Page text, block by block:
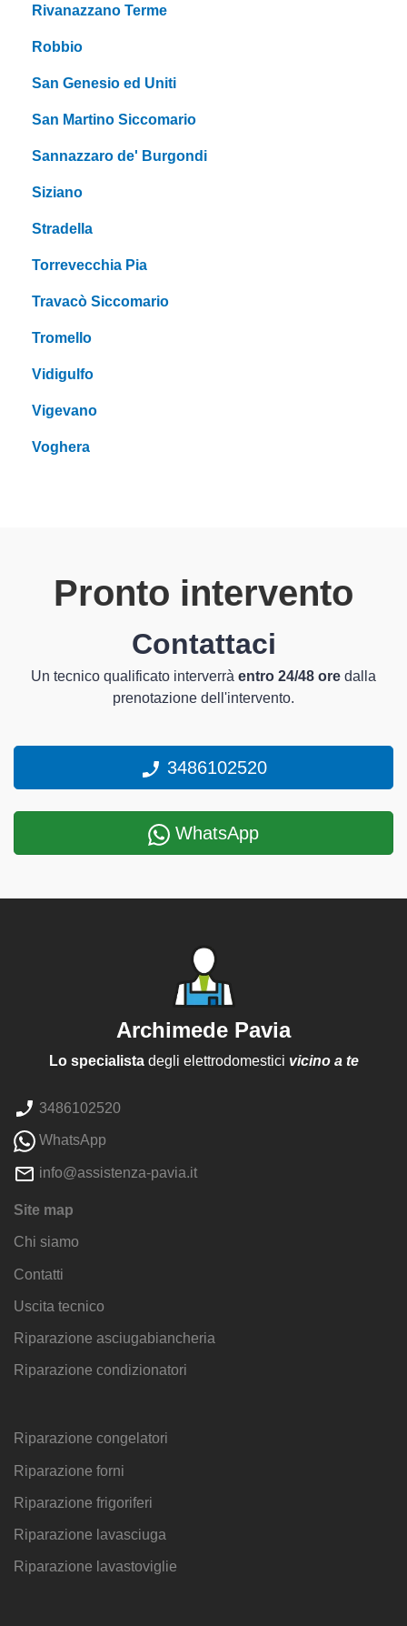
Rivanazzano Terme
Robbio
San Genesio ed Uniti
San Martino Siccomario
Sannazzaro de' Burgondi
Siziano
Stradella
Torrevecchia Pia
Travacò Siccomario
Tromello
Vidigulfo
Vigevano
Voghera
Pronto intervento
Contattaci
Un tecnico qualificato interverrà entro 24/48 ore dalla
prenotazione dell'intervento.
3486102520
WhatsApp
Archimede Pavia
Lo specialistadegli elettrodomestici vicino a te
3486102520
WhatsApp
info@assistenza-pavia.it
Site map
Chi siamo
Contatti
Uscita tecnico
Riparazione asciugabiancheria
Riparazione condizionatori
Riparazione congelatori
Riparazione forni
Riparazione frigoriferi
Riparazione lavasciuga
Riparazione lavastoviglie